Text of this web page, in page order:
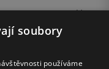
soubory
používáme